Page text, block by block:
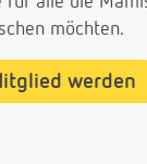
möchten.
werden